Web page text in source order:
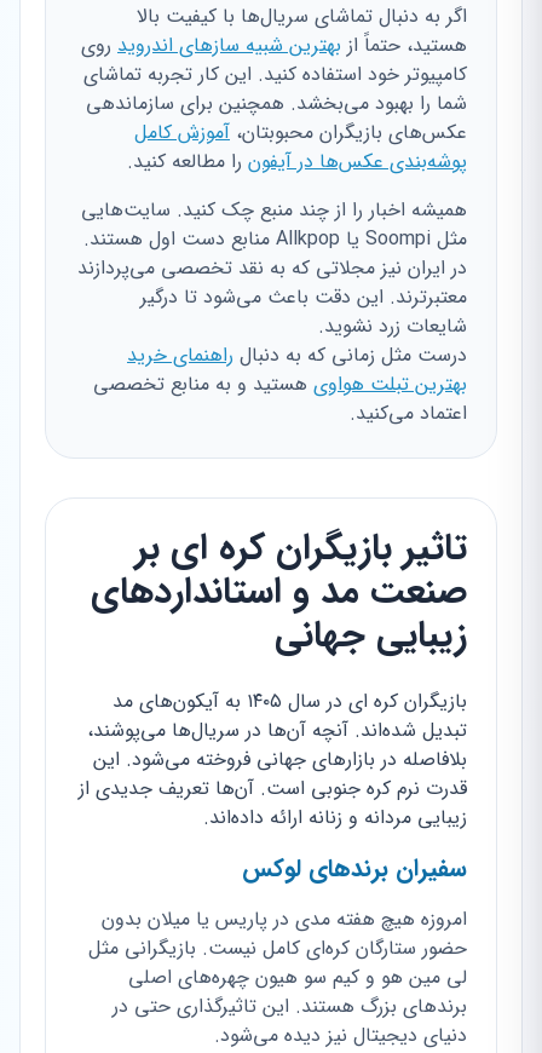
اگر به دنبال تماشای سریال‌ها با کیفیت بالا
هستید، حتماً از بهترین شبیه سازهای اندروید روی
کامپیوتر خود استفاده کنید. این کار تجربه تماشای
شما را بهبود می‌بخشد. همچنین برای سازماندهی
عکس‌های بازیگران محبوبتان، آموزش کامل
پوشه‌بندی عکس‌ها در آیفون را مطالعه کنید.
همیشه اخبار را از چند منبع چک کنید. سایت‌هایی
مثل Soompi یا Allkpop منابع دست اول هستند.
در ایران نیز مجلاتی که به نقد تخصصی می‌پردازند
معتبرترند. این دقت باعث می‌شود تا درگیر
شایعات زرد نشوید.
درست مثل زمانی که به دنبال راهنمای خرید
بهترین تبلت هواوی هستید و به منابع تخصصی
اعتماد می‌کنید.
تاثیر بازیگران کره ای بر
صنعت مد و استانداردهای
زیبایی جهانی
بازیگران کره ای در سال ۱۴۰۵ به آیکون‌های مد
تبدیل شده‌اند. آنچه آن‌ها در سریال‌ها می‌پوشند،
بلافاصله در بازارهای جهانی فروخته می‌شود. این
قدرت نرم کره جنوبی است. آن‌ها تعریف جدیدی از
زیبایی مردانه و زنانه ارائه داده‌اند.
سفیران برندهای لوکس
امروزه هیچ هفته مدی در پاریس یا میلان بدون
حضور ستارگان کره‌ای کامل نیست. بازیگرانی مثل
لی مین هو و کیم سو هیون چهره‌های اصلی
برندهای بزرگ هستند. این تاثیرگذاری حتی در
دنیای دیجیتال نیز دیده می‌شود.